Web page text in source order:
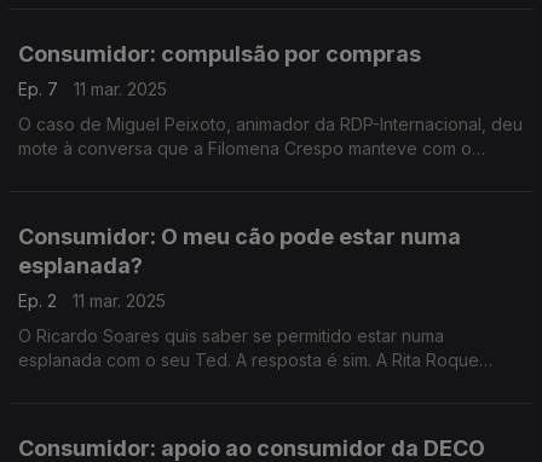
Consumidor: compulsão por compras
Ep. 7
11 mar. 2025
O caso de Miguel Peixoto, animador da RDP-Internacional, deu
mote à conversa que a Filomena Crespo manteve com o
Consumidor: O meu cão pode estar numa
esplanada?
Ep. 2
11 mar. 2025
O Ricardo Soares quis saber se permitido estar numa
esplanada com o seu Ted. A resposta é sim. A Rita Roque
Consumidor: apoio ao consumidor da DECO